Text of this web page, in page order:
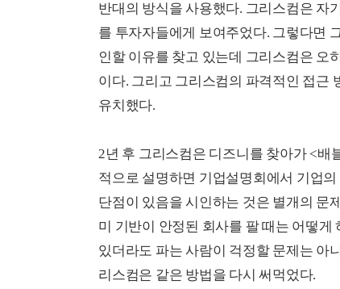
반대의 방식을 사용했다. 그리스컴은 자
를 투자자들에게 보여주었다. 그렇다면
인할 이유를 찾고 있는데 그리스컴은 오
이다. 그리고 그리스컴의 파격적인 접근
유치했다.
2년 후 그리스컴은 디즈니를 찾아가 <배
적으로 설명하면 기업설명회에서 기업
단점이 있음을 시인하는 것은 별개의 문
미 기반이 안정된 회사를 팔 때는 어떻
있더라도 파는 사람이 걱정할 문제는 아
리스컴은 같은 방법을 다시 써먹었다.